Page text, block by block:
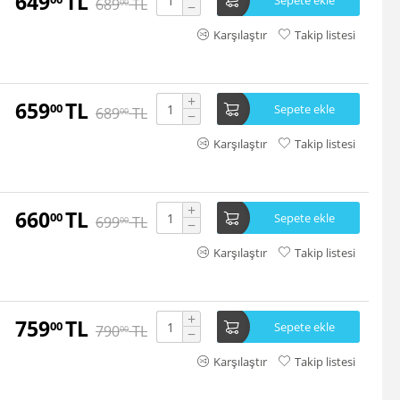
68900 TL −
Karşılaştır Takip listesi
65900TL 68900 TL
+
− Sepete ekle
Karşılaştır Takip listesi
66000TL 69900 TL
+
− Sepete ekle
Karşılaştır Takip listesi
75900TL 79000 TL
+
− Sepete ekle
Karşılaştır Takip listesi